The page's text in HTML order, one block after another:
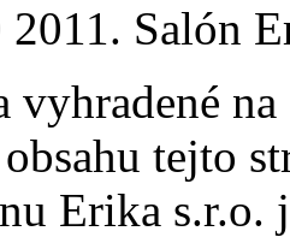
Salón
vyhradené
tejto
Erika s.r.o.